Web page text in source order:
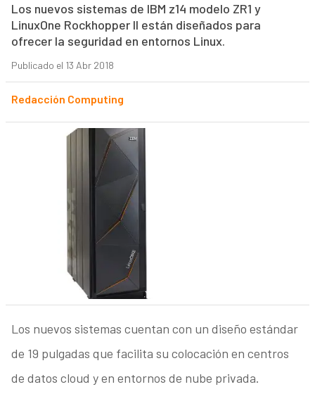
Los nuevos sistemas de IBM z14 modelo ZR1 y
LinuxOne Rockhopper II están diseñados para
ofrecer la seguridad en entornos Linux.
Publicado el 13 Abr 2018
Redacción Computing
Los nuevos sistemas cuentan con un diseño estándar
de 19 pulgadas que facilita su colocación en centros
de datos cloud y en entornos de nube privada.